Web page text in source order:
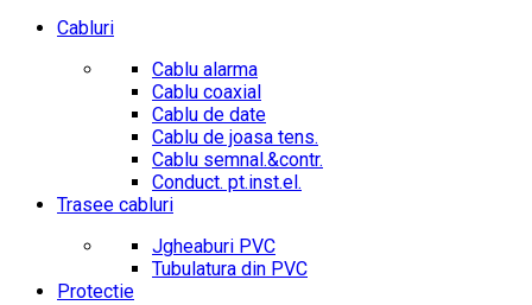
Cabluri
Cablu alarma
Cablu coaxial
Cablu de date
Cablu de joasa tens.
Cablu semnal.&contr.
Conduct. pt.inst.el.
Trasee cabluri
Jgheaburi PVC
Tubulatura din PVC
Protectie